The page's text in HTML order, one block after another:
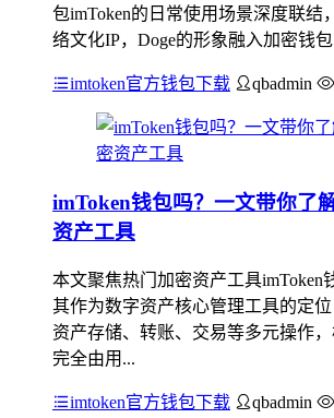
包imToken的日常使用场景深度联结
络文化IP，Doge的形象融入加密钱
imtoken官方钱包下载 qbadmin
imToken钱包吗？一文带你了
资产工具
本文聚焦热门加密资产工具imToken
其作为数字资产核心管理工具的定
资产存储、转账、交易等多元操作
完全由用...
imtoken官方钱包下载 qbadmin